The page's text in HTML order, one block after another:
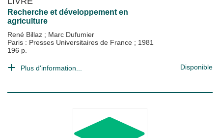
Recherche et développement en
agriculture
René Billaz ; Marc Dufumier
Paris : Presses Universitaires de France ; 1981
196 p.
Plus d'information... Disponible